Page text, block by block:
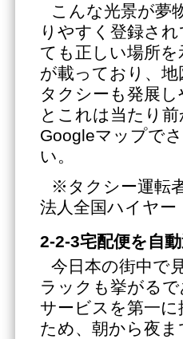
こんな光景が夢
りやすく登録さ
ても正しい場所
が載っており、
タクシーも発展
とこれは当たり
Googleマップで
い。
※タクシー運転
法人全国ハイヤー
2-2-3宅配便を自
今日本の街中で
ラックも挙がるで
サービスを第一
ため、朝から夜